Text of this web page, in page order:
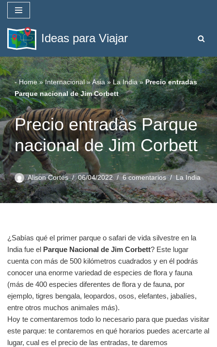
Saltar
al
contenido
Ideas para Viajar
- Home»Internacional»Asia » La India»Precio entradas
Parque nacional de Jim Corbett
Precio entradas Parque
nacional de Jim Corbett
Alison Cortés 06/04/2022 6 comentarios La India
¿Sabías qué el primer parque o safari de vida silvestre en la
India fue el Parque Nacional de Jim Corbett? Este lugar
cuenta con más de 500 kilómetros cuadrados y en él podrás
conocer una enorme variedad de especies de flora y fauna
(más de 400 especies diferentes de flora y de fauna, por
ejemplo, tigres bengala, leopardos, osos, elefantes, jabalíes,
entre otros muchos animales más).
Hoy te comentaremos todo lo necesario para que puedas visitar
este parque: te contaremos en qué horarios puedes acercarte al
lugar, cual es el precio de las entradas, te daremos